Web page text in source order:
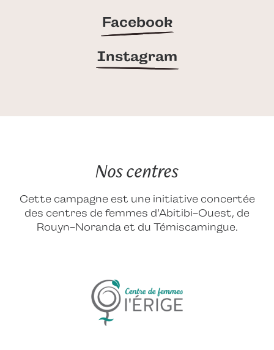
Facebook
Instagram
Nos centres
Cette campagne est une initiative concertée
des centres de femmes d’Abitibi-Ouest, de
Rouyn-Noranda et du Témiscamingue.